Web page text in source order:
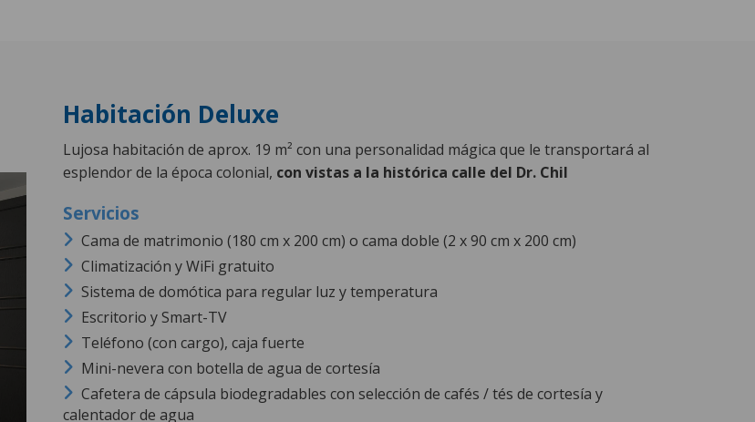
Habitación Deluxe
Lujosa habitación de aprox. 19 m² con una personalidad mágica que le transportará al
esplendor de la época colonial, con vistas a la histórica calle del Dr. Chil
Cama de matrimonio (180 cm x 200 cm) o cama doble (2 x 90 cm x 200 cm)
Climatización y WiFi gratuito
Sistema de domótica para regular luz y temperatura
Escritorio y Smart-TV
Teléfono (con cargo), caja fuerte
Mini-nevera con botella de agua de cortesía
Cafetera de cápsula biodegradables con selección de cafés / tés de cortesía y
calentador de agua